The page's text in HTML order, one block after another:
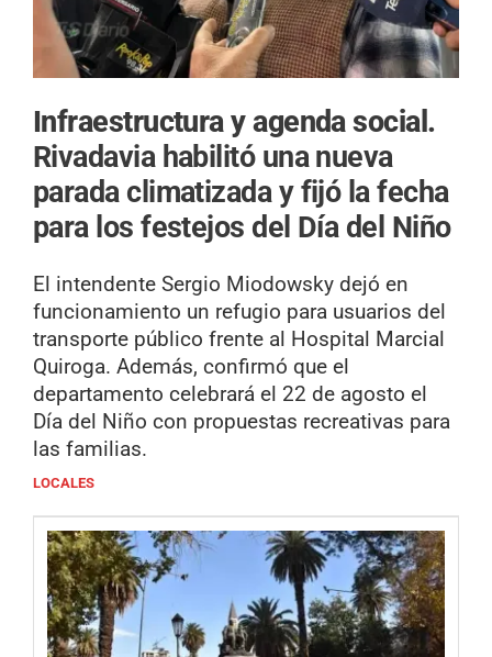
Infraestructura y agenda social.
Rivadavia habilitó una nueva
parada climatizada y fijó la fecha
para los festejos del Día del Niño
El intendente Sergio Miodowsky dejó en
funcionamiento un refugio para usuarios del
transporte público frente al Hospital Marcial
Quiroga. Además, confirmó que el
departamento celebrará el 22 de agosto el
Día del Niño con propuestas recreativas para
las familias.
LOCALES